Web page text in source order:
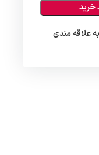
خرید
علاقه مندی